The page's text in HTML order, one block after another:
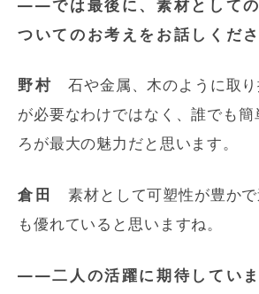
――では最後に、素材としての
ついてのお考えをお話しくださ
野村 石や金属、木のように取
が必要なわけではなく、誰でも簡
ろが最大の魅力だと思います。
倉田
素材として可塑性が豊か
も優れていると思いますね。
――二人の活躍に期待していま